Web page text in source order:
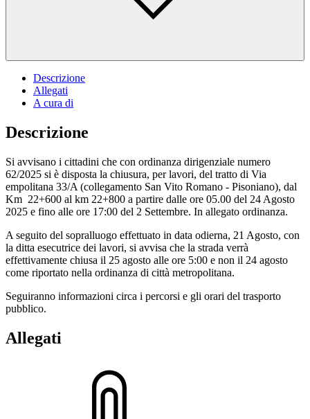
Descrizione
Allegati
A cura di
Descrizione
Si avvisano i cittadini che con ordinanza dirigenziale numero
62/2025 si è disposta la chiusura, per lavori, del tratto di Via
empolitana 33/A (collegamento San Vito Romano - Pisoniano), dal
Km 22+600 al km 22+800 a partire dalle ore 05.00 del 24 Agosto
2025 e fino alle ore 17:00 del 2 Settembre. In allegato ordinanza.
A seguito del sopralluogo effettuato in data odierna, 21 Agosto, con
la ditta esecutrice dei lavori, si avvisa che la strada verrà
effettivamente chiusa il 25 agosto alle ore 5:00 e non il 24 agosto
come riportato nella ordinanza di città metropolitana.
Seguiranno informazioni circa i percorsi e gli orari del trasporto
pubblico.
Allegati